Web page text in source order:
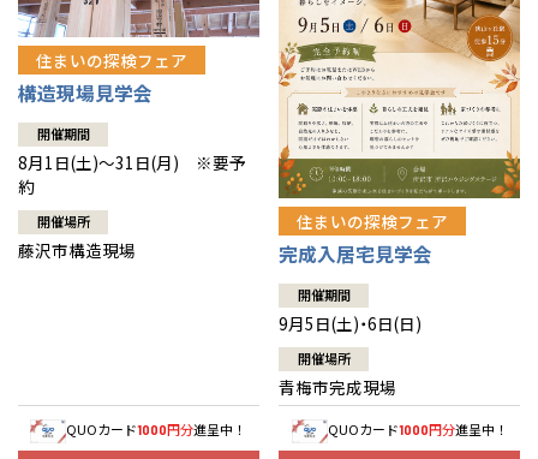
住まいの探検フェア
構造現場見学会
開催期間
8月1日(土)～31日(月) ※要予
約
開催場所
藤沢市構造現場
QUOカード1000円分進呈中！
住まいの探検フェア
完成入居宅見学会
開催期間
9月5日(土)・6日(日)
開催場所
青梅市完成現場
QUOカード1000円分進呈中！